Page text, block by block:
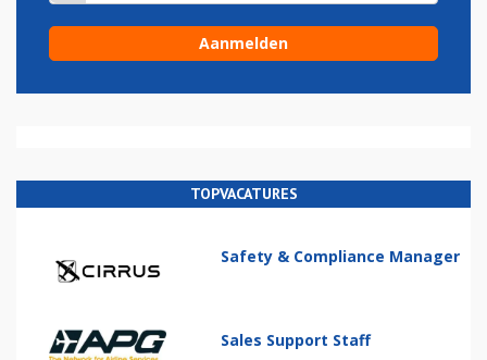
TOPVACATURES
Safety & Compliance Manager
Sales Support Staff